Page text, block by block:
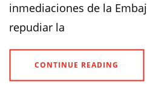
inmediaciones de la
repudiar la
CONTINUE READING